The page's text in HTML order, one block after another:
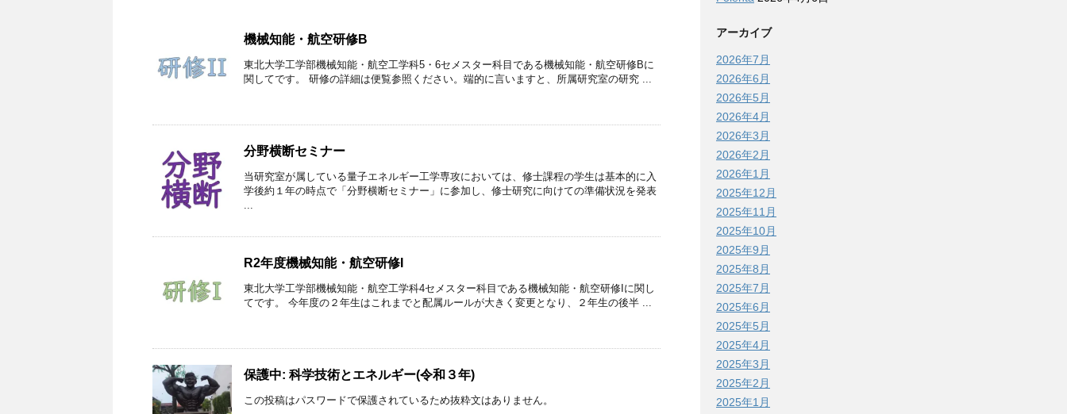
機械知能・航空研修B
東北大学工学部機械知能・航空工学科5・6セメスター科目である機械知能・航空研修Bに
関してです。 研修の詳細は便覧参照ください。端的に言いますと、所属研究室の研究 ...
分野横断セミナー
当研究室が属している量子エネルギー工学専攻においては、修士課程の学生は基本的に入
学後約１年の時点で「分野横断セミナー」に参加し、修士研究に向けての準備状況を発表
...
R2年度機械知能・航空研修I
東北大学工学部機械知能・航空工学科4セメスター科目である機械知能・航空研修Iに関し
てです。 今年度の２年生はこれまでと配属ルールが大きく変更となり、２年生の後半 ...
保護中: 科学技術とエネルギー(令和３年)
この投稿はパスワードで保護されているため抜粋文はありません。
アーカイブ
2026年7月
2026年6月
2026年5月
2026年4月
2026年3月
2026年2月
2026年1月
2025年12月
2025年11月
2025年10月
2025年9月
2025年8月
2025年7月
2025年6月
2025年5月
2025年4月
2025年3月
2025年2月
2025年1月